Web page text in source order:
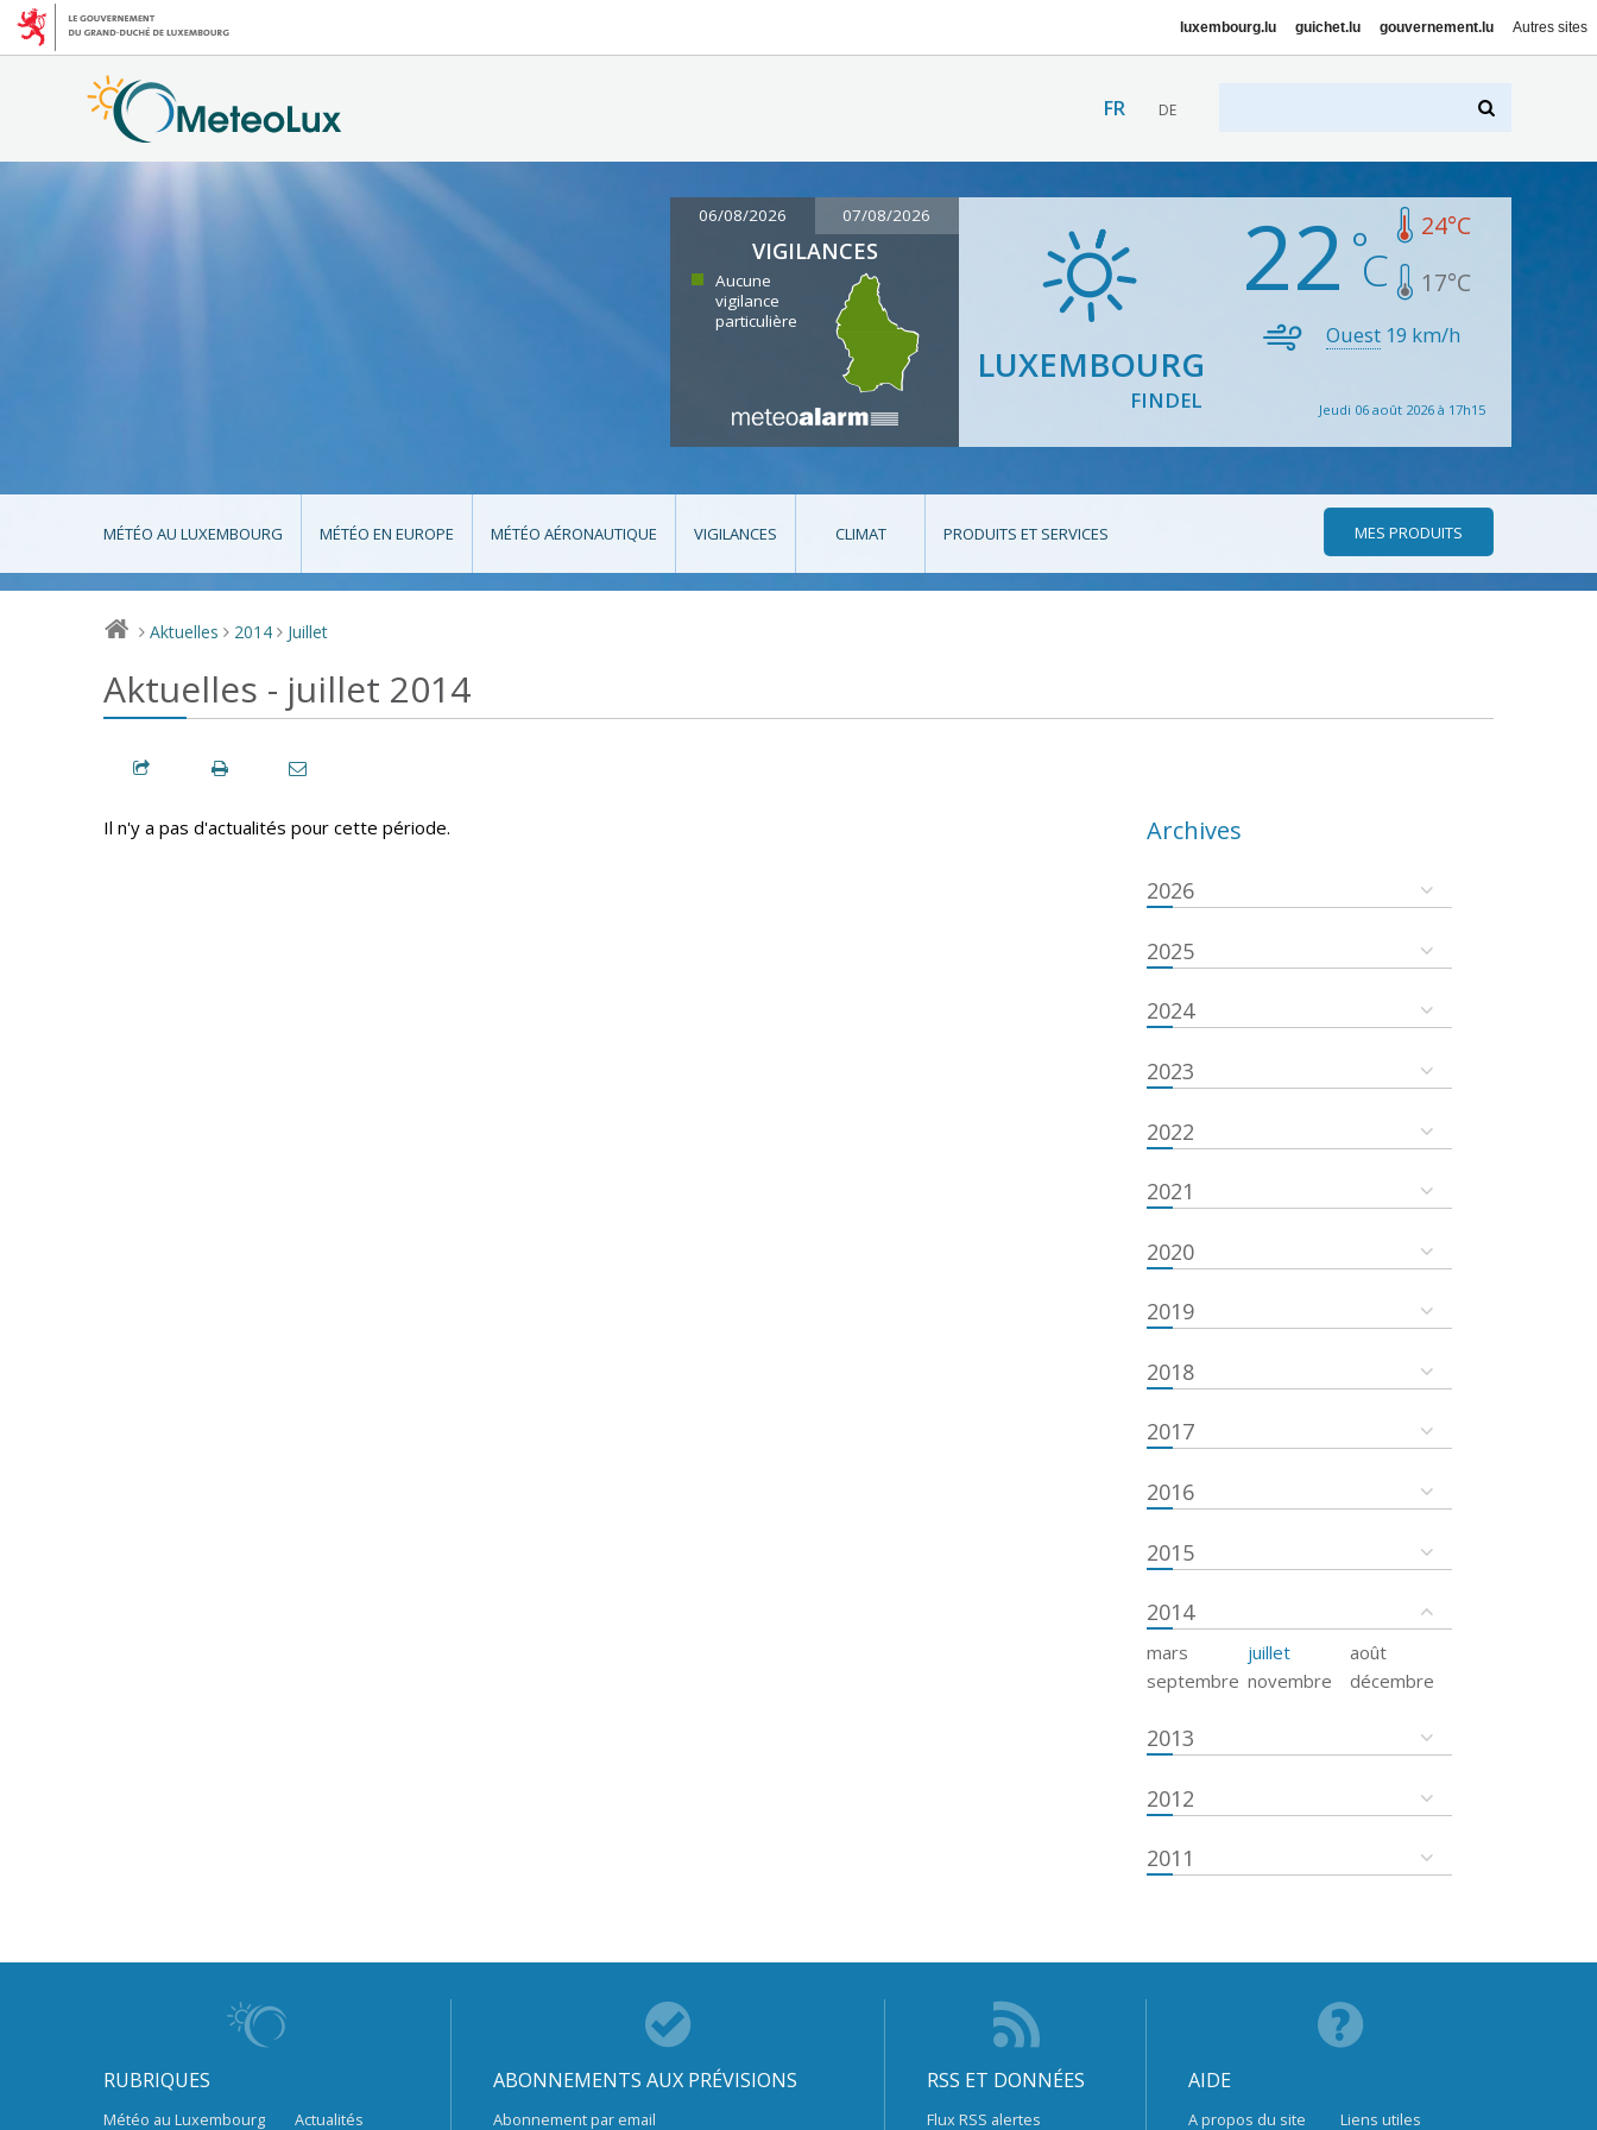
luxembourg.lu guichet.lu gouvernement.lu Autres sites
FR DE
06/08/2026 07/08/2026
VIGILANCES
Aucune
vigilance
particulière
LUXEMBOURG
FINDEL
22 24°C
17°C
Ouest 19 km/h
Jeudi 06 août 2026 à 17h15
MÉTÉO AU LUXEMBOURG MÉTÉO EN EUROPE MÉTÉO AÉRONAUTIQUE VIGILANCES CLIMAT PRODUITS ET SERVICES MES PRODUITS
> Aktuelles > 2014 > Juillet
Aktuelles - juillet 2014
Il n'y a pas d'actualités pour cette période. Archives
2026
2025
2024
2023
2022
2021
2020
2019
2018
2017
2016
2015
2014
mars juillet
août
septembre novembre décembre
2013
2012
2011
RUBRIQUES
Météo au Luxembourg Actualités
ABONNEMENTS AUX PRÉVISIONS
Abonnement par email
RSS ET DONNÉES
Flux RSS alertes
AIDE
A propos du site Liens utiles